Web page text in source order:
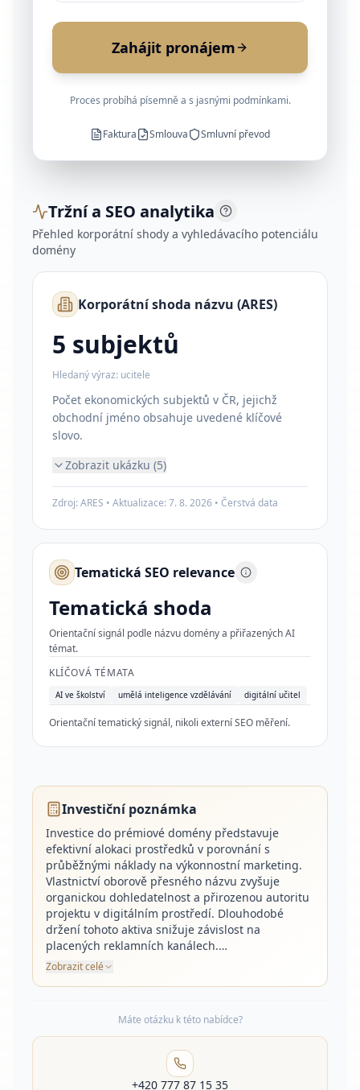
Zahájit pronájem
Proces probíhá písemně a s jasnými podmínkami.
Faktura Smlouva Smluvní převod
Tržní a SEO analytika
Přehled korporátní shody a vyhledávacího potenciálu
domény
Korporátní shoda názvu (ARES)
5 subjektů
Hledaný výraz: ucitele
Počet ekonomických subjektů v ČR, jejichž
obchodní jméno obsahuje uvedené klíčové
slovo.
Zobrazit ukázku (5)
Zdroj: ARES • Aktualizace:7. 8. 2026 • Čerstvá data
Tematická SEO relevance
Tematická shoda
Orientační signál podle názvu domény a přiřazených AI
témat.
KLÍČOVÁ TÉMATA
AI ve školství umělá inteligence vzdělávání digitální učitel
Orientační tematický signál, nikoli externí SEO měření.
Investiční poznámka
Investice do prémiové domény představuje
efektivní alokaci prostředků v porovnání s
průběžnými náklady na výkonnostní marketing.
Vlastnictví oborově přesného názvu zvyšuje
organickou dohledatelnost a přirozenou autoritu
projektu v digitálním prostředí. Dlouhodobé
držení tohoto aktiva snižuje závislost na
placených reklamních kanálech.…
Zobrazit celé
Máte otázku k této nabídce?
+420 777 87 15 35